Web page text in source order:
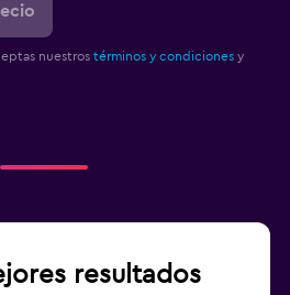
nuestros términos y condiciones y
resultados